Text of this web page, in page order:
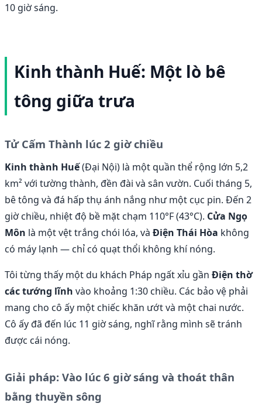
10 giờ sáng.
Kinh thành Huế: Một lò bê
tông giữa trưa
Tử Cấm Thành lúc 2 giờ chiều
Kinh thành Huế(Đại Nội) là một quần thể rộng lớn 5,2
km² với tường thành, đền đài và sân vườn. Cuối tháng 5,
bê tông và đá hấp thụ ánh nắng như một cục pin. Đến 2
giờ chiều, nhiệt độ bề mặt chạm 110°F (43°C). Cửa Ngọ
Môn là một vệt trắng chói lóa, và Điện Thái Hòa không
có máy lạnh — chỉ có quạt thổi không khí nóng.
Tôi từng thấy một du khách Pháp ngất xỉu gần Điện thờ
các tướng lĩnh vào khoảng 1:30 chiều. Các bảo vệ phải
mang cho cô ấy một chiếc khăn ướt và một chai nước.
Cô ấy đã đến lúc 11 giờ sáng, nghĩ rằng mình sẽ tránh
được cái nóng.
Giải pháp: Vào lúc 6 giờ sáng và thoát thân
bằng thuyền sông